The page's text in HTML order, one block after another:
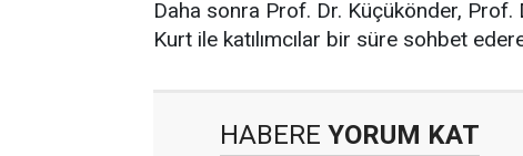
Daha sonra Prof. Dr. Küçükönder,
Kurt ile katılımcılar bir süre sohbet
HABERE YORUM KAT